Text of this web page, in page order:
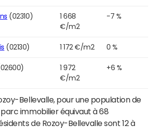
(02310)
1 668
€/m2
-7 %
(02130) 1 172 €/m2 0 %
1 972
€/m2
+6 %
Bellevalle, pour une population de
parc immobilier équivaut à 68
de Rozoy-Bellevalle sont 12 à